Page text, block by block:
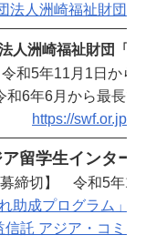
法人洲崎福祉財団
人洲崎福祉財団「継
令和5年11月1日から
和6年6月から最長で
https://swf.or.jp/
ア留学生インター
募締切】 令和5年12
助成プログラム」
託 アジア・コミュ